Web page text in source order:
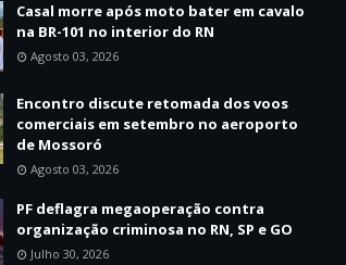
Casal morre após moto bater em cavalo
na BR-101 no interior do RN
Agosto 03, 2026
Encontro discute retomada dos voos
comerciais em setembro no aeroporto
de Mossoró
Agosto 03, 2026
PF deflagra megaoperação contra
organização criminosa no RN, SP e GO
Julho 30, 2026